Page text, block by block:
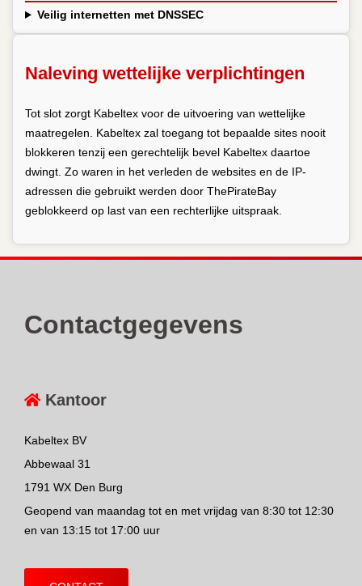
Veilig internetten met DNSSEC
Naleving wettelijke verplichtingen
Tot slot zorgt Kabeltex voor de uitvoering van wettelijke
maatregelen. Kabeltex zal toegang tot bepaalde sites nooit
blokkeren tenzij een gerechtelijk bevel Kabeltex daartoe
dwingt. Zo waren in het verleden de websites en de IP-
adressen die gebruikt werden door ThePirateBay
geblokkeerd op last van een rechterlijke uitspraak.
Contactgegevens
Kantoor
Kabeltex BV
Abbewaal 31
1791 WX Den Burg
Geopend van maandag tot en met vrijdag van 8:30 tot 12:30
en van 13:15 tot 17:00 uur